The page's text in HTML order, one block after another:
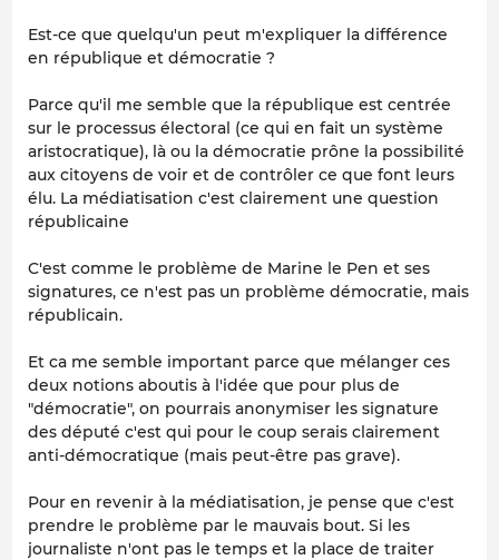
Est-ce que quelqu'un peut m'expliquer la différence
en république et démocratie ?
Parce qu'il me semble que la république est centrée
sur le processus électoral (ce qui en fait un système
aristocratique), là ou la démocratie prône la possibilité
aux citoyens de voir et de contrôler ce que font leurs
élu. La médiatisation c'est clairement une question
républicaine
C'est comme le problème de Marine le Pen et ses
signatures, ce n'est pas un problème démocratie, mais
républicain.
Et ca me semble important parce que mélanger ces
deux notions aboutis à l'idée que pour plus de
"démocratie", on pourrais anonymiser les signature
des député c'est qui pour le coup serais clairement
anti-démocratique (mais peut-être pas grave).
Pour en revenir à la médiatisation, je pense que c'est
prendre le problème par le mauvais bout. Si les
journaliste n'ont pas le temps et la place de traiter